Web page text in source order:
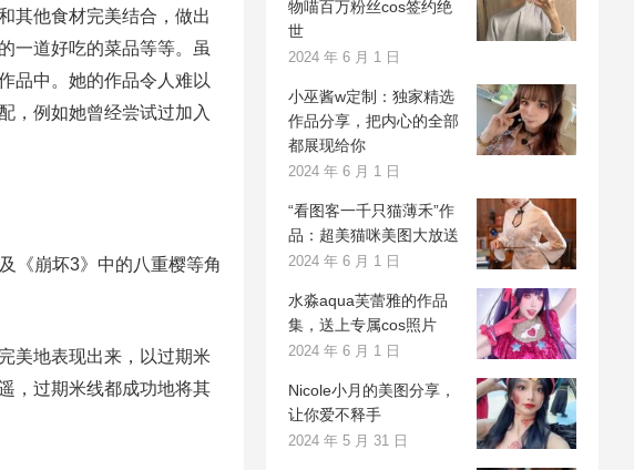
其他食材完美结合，做出
一道好吃的菜品等等。虽
品中。她的作品令人难以
，例如她曾经尝试过加入
《崩坏3》中的八重樱等角
美地表现出来，以过期米
，过期米线都成功地将其
物喵百万粉丝cos签约绝
世
2024 年 6 月 1 日
小巫酱w定制：独家精选
作品分享，把内心的全部
都展现给你
2024 年 6 月 1 日
“看图客一千只猫薄禾”作
品：超美猫咪美图大放送
2024 年 6 月 1 日
水淼aqua芙蕾雅的作品
集，送上专属cos照片
2024 年 6 月 1 日
Nicole小月的美图分享，
让你爱不释手
2024 年 5 月 31 日